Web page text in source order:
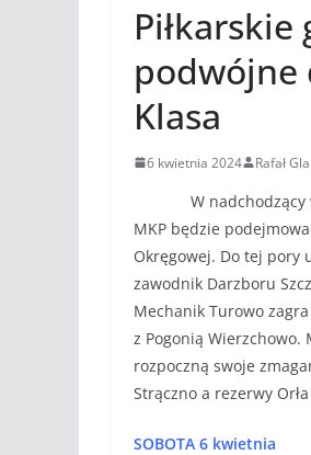
podwójne
Klasa
6 kwietnia 2024 Rafał
W nadchodzący
MKP będzie
Okręgowej. Do tej pory
zawodnik Darzboru
Mechanik Turowo
z Pogonią
rozpoczną swoje
Strączno a rezerwy
SOBOTA 6 kwietnia